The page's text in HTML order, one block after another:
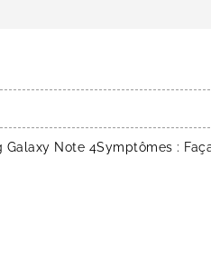
Note 4Symptômes :